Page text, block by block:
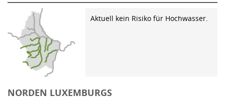
Aktuell kein Risiko für Hochwasser.
NORDEN LUXEMBURGS